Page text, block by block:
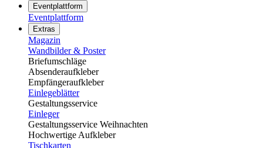
Eventplattform
Eventplattform
Extras
Magazin
Wandbilder & Poster
Briefumschläge
Absenderaufkleber
Empfängeraufkleber
Einlegeblätter
Gestaltungsservice
Einleger
Gestaltungsservice Weihnachten
Hochwertige Aufkleber
Tischkarten